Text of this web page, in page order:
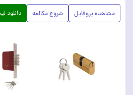
مشاهده پروفایل شروع مکالمه دانلود